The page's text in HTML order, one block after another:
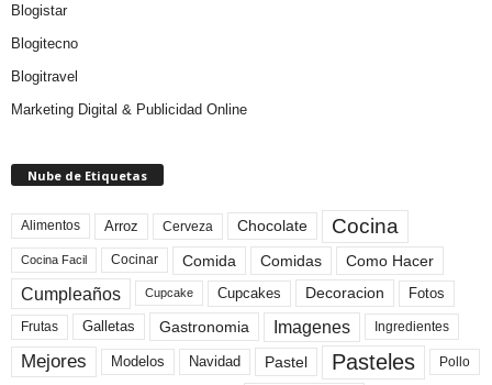
Blogistar
Blogitecno
Blogitravel
Marketing Digital & Publicidad Online
Nube de Etiquetas
Alimentos Arroz Cerveza Chocolate Cocina
Cocina Facil Cocinar Comida Comidas Como Hacer
Cumpleaños Cupcake Cupcakes Decoracion Fotos
Frutas Galletas Gastronomia Imagenes Ingredientes
Mejores Modelos Navidad Pastel Pasteles Pollo